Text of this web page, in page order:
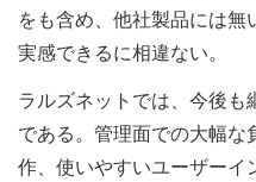
をも含め、他社製品には無
実感できるに相違ない。
ラルズネットでは、今後も
である。管理面での大幅な
作、使いやすいユーザーイ